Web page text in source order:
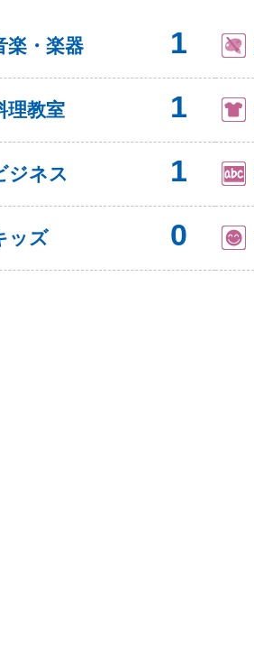
楽・楽器 1
理教室 1
ジネス 1
ッズ 0